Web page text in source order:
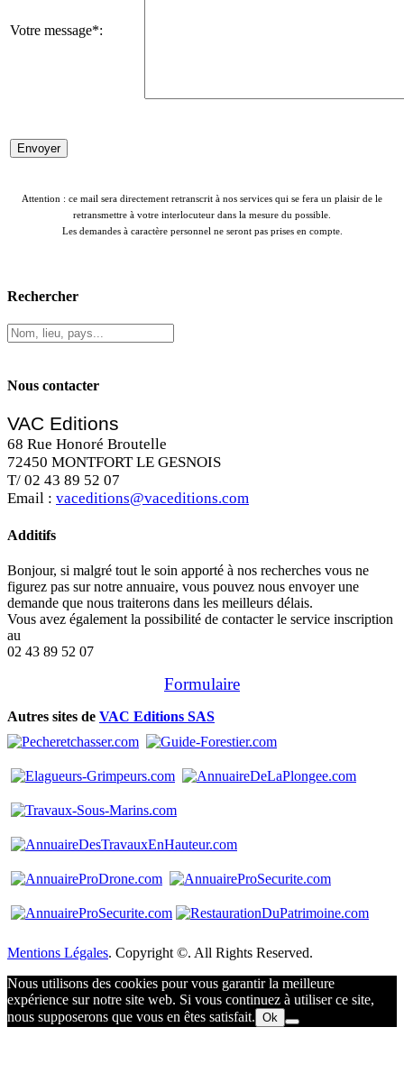
Votre message*:
Attention : ce mail sera directement retranscrit à nos services qui se fera un plaisir de le
retransmettre à votre interlocuteur dans la mesure du possible.
Les demandes à caractère personnel ne seront pas prises en compte.
Rechercher
Nous contacter
VAC Editions
68 Rue Honoré Broutelle
72450 MONTFORT LE GESNOIS
T/ 02 43 89 52 07
Email : vaceditions@vaceditions.com
Additifs
Bonjour, si malgré tout le soin apporté à nos recherches vous ne
figurez pas sur notre annuaire, vous pouvez nous envoyer une
demande que nous traiterons dans les meilleurs délais.
Vous avez également la possibilité de contacter le service inscription
au
02 43 89 52 07
Formulaire
Autres sites de VAC Editions SAS
Mentions Légales. Copyright ©. All Rights Reserved.
Nous utilisons des cookies pour vous garantir la meilleure
expérience sur notre site web. Si vous continuez à utiliser ce site,
nous supposerons que vous en êtes satisfait. Ok